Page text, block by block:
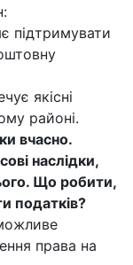
підтримувати
якісні
районі.
вчасно.
наслідки,
Що робити,
податків?
права на